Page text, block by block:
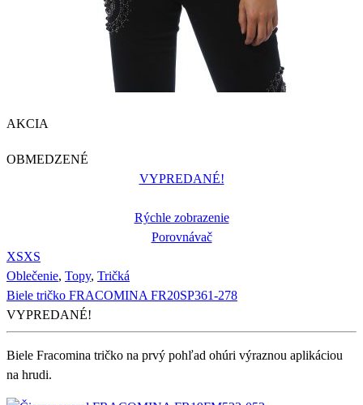
AKCIA
OBMEDZENÉ
VYPREDANÉ!
Rýchle zobrazenie
Porovnávač
XSXS
Oblečenie, Topy, Tričká
Biele tričko FRACOMINA FR20SP361-278
VYPREDANÉ!
Biele Fracomina tričko na prvý pohľad ohúri výraznou aplikáciou
na hrudi.